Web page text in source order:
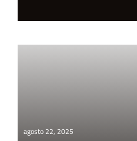
agosto 22, 2025